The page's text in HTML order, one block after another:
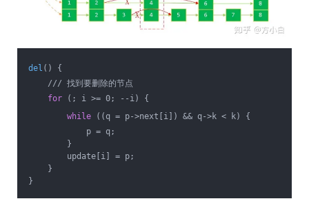
del () {
/// 找到要删除的节点
for (; i >= 0; --i) {
while ((q = p->next[i]) && q->k < k) {
p = q;
}
update[i] = p;
}
}